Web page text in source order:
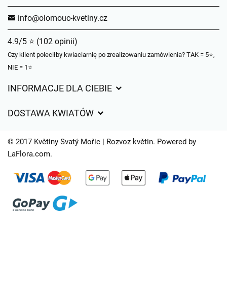
info@olomouc-kvetiny.cz
4.9/5 ⭐ (102 opinii)
Czy klient poleciłby kwiaciarnię po zrealizowaniu zamówienia? TAK = 5⭐,
NIE = 1⭐
INFORMACJE DLA CIEBIE
Czasy dostawy kwiatów – przegląd możliwości
DOSTAWA KWIATÓW
Gdzie dostarczamy kwiaty
Kontakt
© 2017 Květiny Svatý Mořic | Rozvoz květin. Powered by
LaFlora.com.